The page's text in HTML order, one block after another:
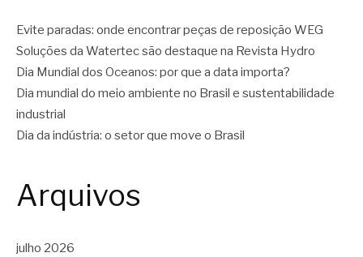
Evite paradas: onde encontrar peças de reposição WEG
Soluções da Watertec são destaque na Revista Hydro
Dia Mundial dos Oceanos: por que a data importa?
Dia mundial do meio ambiente no Brasil e sustentabilidade
industrial
Dia da indústria: o setor que move o Brasil
Arquivos
julho 2026